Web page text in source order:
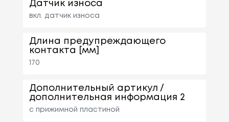
Датчик износа
вкл. датчик износа
Длина предупреждающего
контакта [мм]
170
Дополнительный артикул /
дополнительная информация 2
с прижимной пластиной